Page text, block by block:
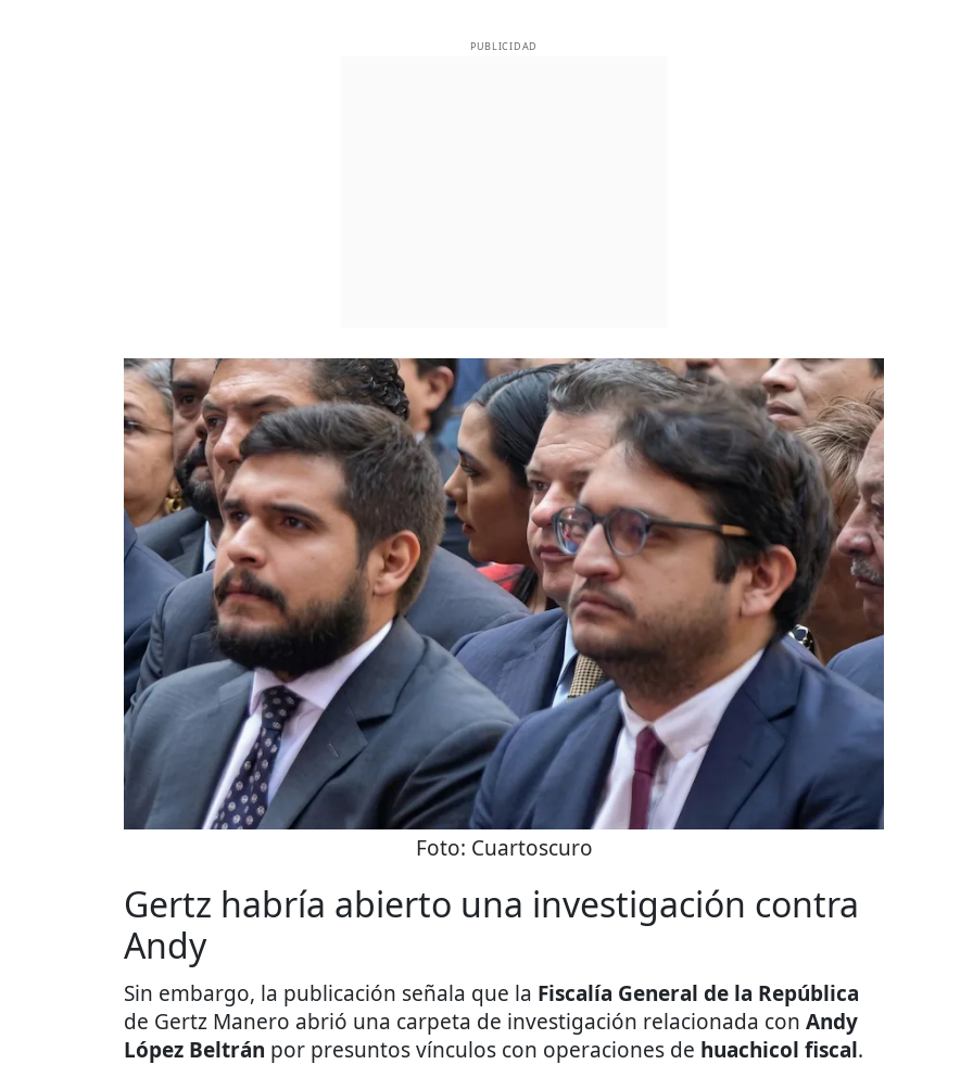
PUBLICIDAD
Foto: Cuartoscuro
Gertz habría abierto una investigación contra
Andy
Sin embargo, la publicación señala que la Fiscalía General de la República
de Gertz Manero abrió una carpeta de investigación relacionada con Andy
López Beltrán por presuntos vínculos con operaciones de huachicol fiscal.